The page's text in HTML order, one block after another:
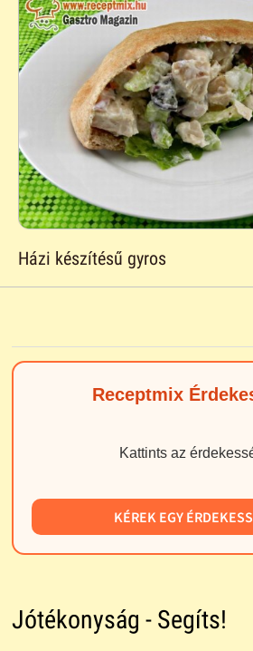
Házi készítésű gyros
Receptmix
Kattints az
KÉREK EGY
Jótékonyság - Segíts!